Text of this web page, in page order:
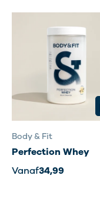
Body & Fit
Perfection Whey
Vanaf34,99